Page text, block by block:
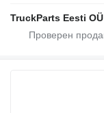
TruckParts Eesti OÜ